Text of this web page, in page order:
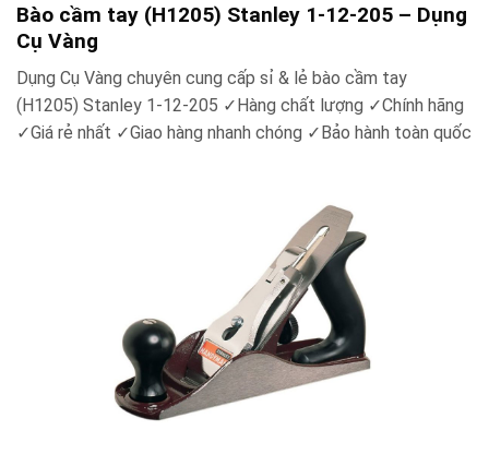
Bào cầm tay (H1205) Stanley 1-12-205 – Dụng
Cụ Vàng
Dụng Cụ Vàng chuyên cung cấp sỉ & lẻ bào cầm tay
(H1205) Stanley 1-12-205 ✓ Hàng chất lượng ✓Chính hãng
✓Giá rẻ nhất ✓Giao hàng nhanh chóng ✓ Bảo hành toàn quốc